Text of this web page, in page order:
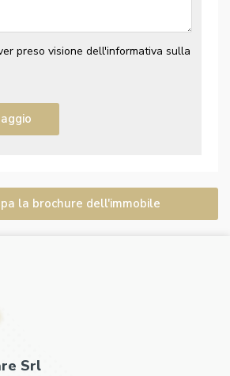
preso visione dell'informativa sulla
la brochure dell'immobile
Srl